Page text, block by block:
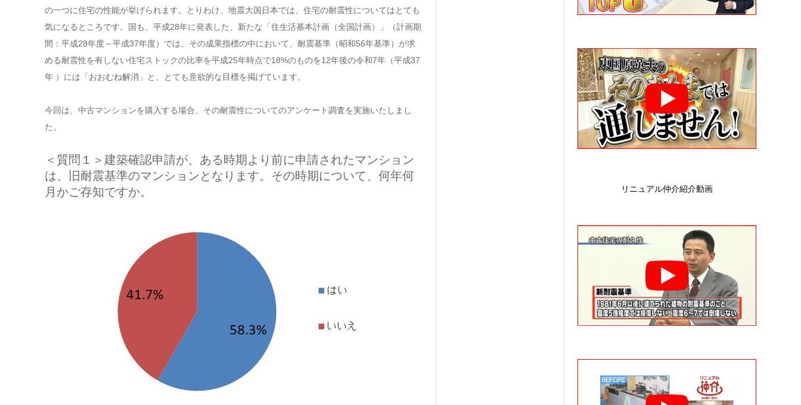
の一つに住宅の性能が挙げられます。とりわけ、地震大国日本では、住宅の耐震性についてはとても
気になるところです。国も、平成28年に発表した、新たな「住生活基本計画（全国計画）」（計画期
間：平成28年度～平成37年度）では、その成果指標の中において、耐震基準（昭和56年基準）が求
める耐震性を有しない住宅ストックの比率を平成25年時点で18%のものを12年後の令和7年（平成37
年 ）には「おおむね解消」と、とても意欲的な目標を掲げています。
今回は、中古マンションを購入する場合、その耐震性についてのアンケート調査を実施いたしまし
た。
＜質問１＞建築確認申請が、ある時期より前に申請されたマンション
は、旧耐震基準のマンションとなります。その時期について、何年何
月かご存知ですか。
リニュアル仲介紹介動画